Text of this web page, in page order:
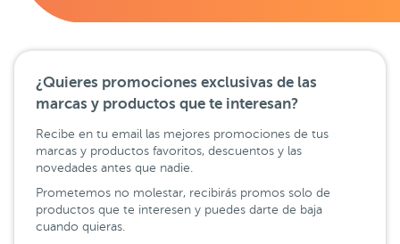
¿Quieres promociones exclusivas de las
marcas y productos que te interesan?
Recibe en tu email las mejores promociones de tus
marcas y productos favoritos, descuentos y las
novedades antes que nadie.
Prometemos no molestar, recibirás promos solo de
productos que te interesen y puedes darte de baja
cuando quieras.